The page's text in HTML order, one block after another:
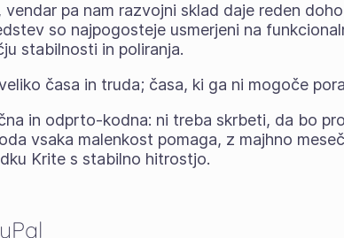
pa nam razvojni sklad daje reden
so najpogosteje usmerjeni na
stabilnosti in poliranja.
časa in truda; časa, ki ga ni mogoče
in odprto-kodna: ni treba skrbeti, da bo
vsaka malenkost pomaga, z majhno
Krite s stabilno hitrostjo.